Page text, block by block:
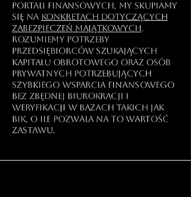
portali finansowych, my skupiamy
się na konkretach dotyczących
zabezpieczeń majątkowych
Rozumiemy potrzeby
przedsiębiorców szukających
kapitału obrotowego oraz osób
prywatnych potrzebujących
szybkiego wsparcia finansowego
bez zbędnej biurokracji i
weryfikacji w bazach takich jak
BIK, o ile pozwala na to wartość
zastawu.